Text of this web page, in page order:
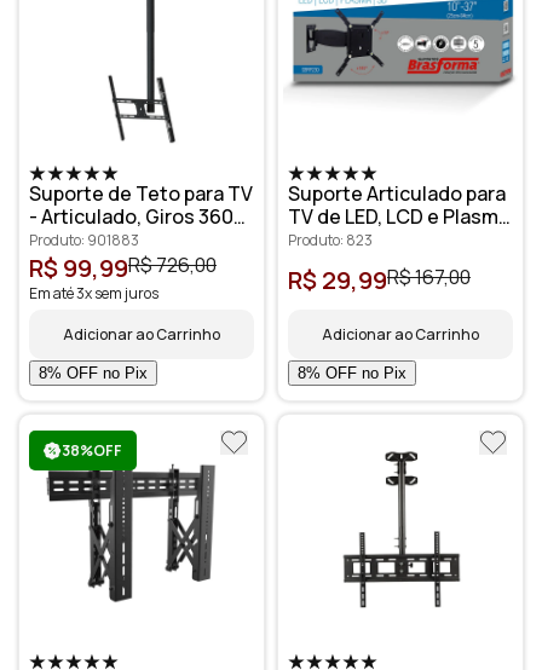
Suporte de Teto para TV
- Articulado, Giros 360°,
Produto: 901883
R$ 99,99R$ 726,00
Em até 3x sem juros
Adicionar ao Carrinho
Suporte Articulado para
TV de LED, LCD e Plasma
10” a 37”- SBRP230
Produto: 823
R$ 29,99R$ 167,00
Adicionar ao Carrinho
38%OFF